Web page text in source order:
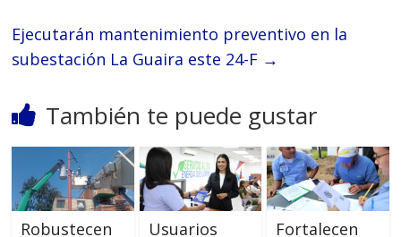
Ejecutarán mantenimiento preventivo en la
subestación La Guaira este 24-F →
También te puede gustar
Robustecen
Usuarios
Fortalecen